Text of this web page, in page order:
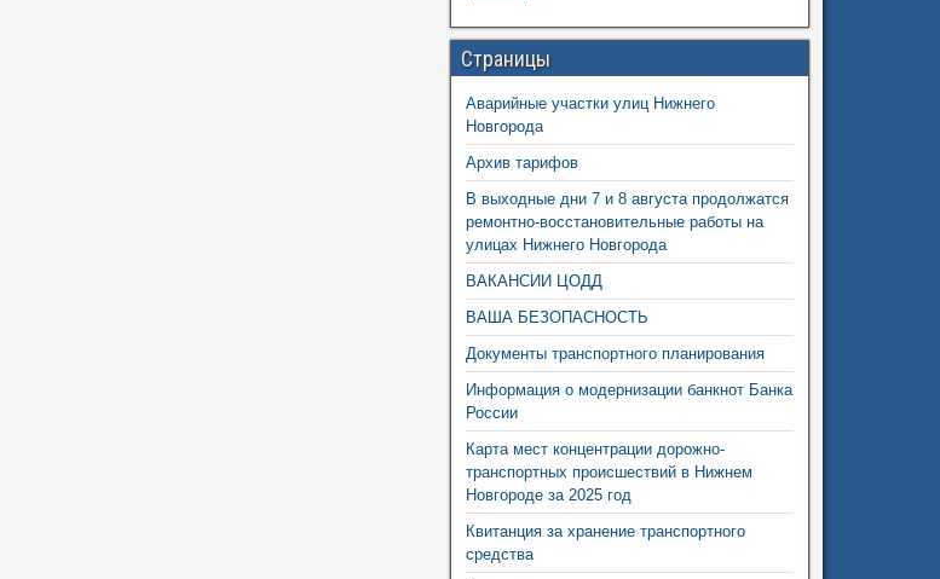
Страницы
Аварийные участки улиц Нижнего
Новгорода
Архив тарифов
В выходные дни 7 и 8 августа продолжатся
ремонтно-восстановительные работы на
улицах Нижнего Новгорода
ВАКАНСИИ ЦОДД
ВАША БЕЗОПАСНОСТЬ
Документы транспортного планирования
Информация о модернизации банкнот Банка
России
Карта мест концентрации дорожно-
транспортных происшествий в Нижнем
Новгороде за 2025 год
Квитанция за хранение транспортного
средства